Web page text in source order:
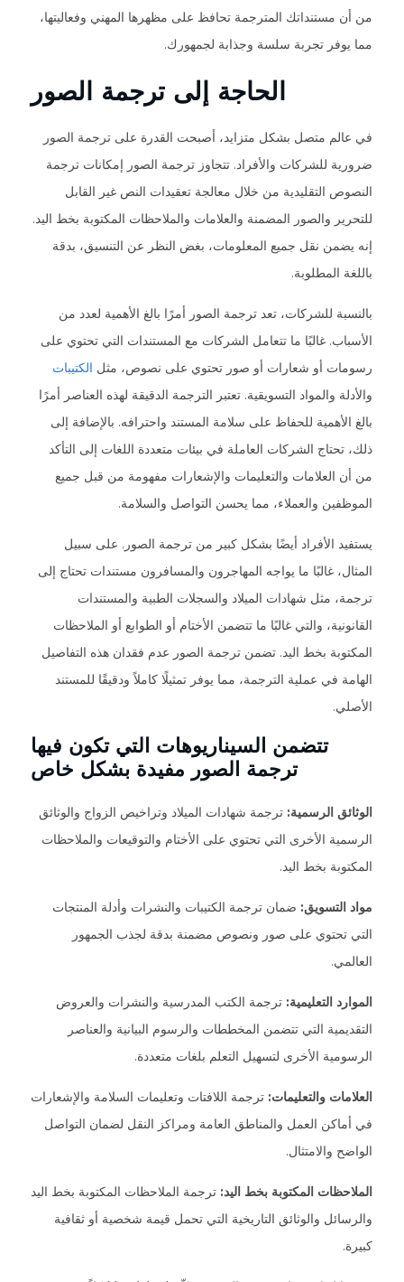
من أن مستنداتك المترجمة تحافظ على مظهرها المهني وفعاليتها،
مما يوفر تجربة سلسة وجذابة لجمهورك.
الحاجة إلى ترجمة الصور
في عالم متصل بشكل متزايد، أصبحت القدرة على ترجمة الصور
ضرورية للشركات والأفراد. تتجاوز ترجمة الصور إمكانات ترجمة
النصوص التقليدية من خلال معالجة تعقيدات النص غير القابل
للتحرير والصور المضمنة والعلامات والملاحظات المكتوبة بخط اليد.
إنه يضمن نقل جميع المعلومات، بغض النظر عن التنسيق، بدقة
باللغة المطلوبة.
بالنسبة للشركات، تعد ترجمة الصور أمرًا بالغ الأهمية لعدد من
الأسباب. غالبًا ما تتعامل الشركات مع المستندات التي تحتوي على
رسومات أو شعارات أو صور تحتوي على نصوص، مثل الكتيبات
والأدلة والمواد التسويقية. تعتبر الترجمة الدقيقة لهذه العناصر أمرًا
بالغ الأهمية للحفاظ على سلامة المستند واحترافه. بالإضافة إلى
ذلك، تحتاج الشركات العاملة في بيئات متعددة اللغات إلى التأكد
من أن العلامات والتعليمات والإشعارات مفهومة من قبل جميع
الموظفين والعملاء، مما يحسن التواصل والسلامة.
يستفيد الأفراد أيضًا بشكل كبير من ترجمة الصور. على سبيل
المثال، غالبًا ما يواجه المهاجرون والمسافرون مستندات تحتاج إلى
ترجمة، مثل شهادات الميلاد والسجلات الطبية والمستندات
القانونية، والتي غالبًا ما تتضمن الأختام أو الطوابع أو الملاحظات
المكتوبة بخط اليد. تضمن ترجمة الصور عدم فقدان هذه التفاصيل
الهامة في عملية الترجمة، مما يوفر تمثيلًا كاملاً ودقيقًا للمستند
الأصلي.
تتضمن السيناريوهات التي تكون فيها
ترجمة الصور مفيدة بشكل خاص
الوثائق الرسمية: ترجمة شهادات الميلاد وتراخيص الزواج والوثائق
الرسمية الأخرى التي تحتوي على الأختام والتوقيعات والملاحظات
المكتوبة بخط اليد.
مواد التسويق: ضمان ترجمة الكتيبات والنشرات وأدلة المنتجات
التي تحتوي على صور ونصوص مضمنة بدقة لجذب الجمهور
العالمي.
الموارد التعليمية: ترجمة الكتب المدرسية والنشرات والعروض
التقديمية التي تتضمن المخططات والرسوم البيانية والعناصر
الرسومية الأخرى لتسهيل التعلم بلغات متعددة.
العلامات والتعليمات: ترجمة اللافتات وتعليمات السلامة والإشعارات
في أماكن العمل والمناطق العامة ومراكز النقل لضمان التواصل
الواضح والامتثال.
الملاحظات المكتوبة بخط اليد: ترجمة الملاحظات المكتوبة بخط اليد
والرسائل والوثائق التاريخية التي تحمل قيمة شخصية أو ثقافية
كبيرة.